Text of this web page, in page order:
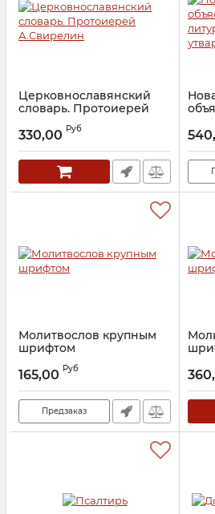
Церковнославянский
словарь. Протоиерей
А.Свирелин
Артикул: 27099
330,00 Руб
Молитвослов крупным
шрифтом
30494
165,00 Руб
Предзаказ